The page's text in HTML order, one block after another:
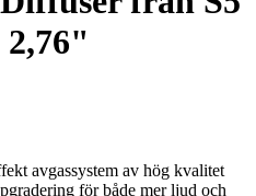
avgassystem av hög kvalitet
för både mer ljud och